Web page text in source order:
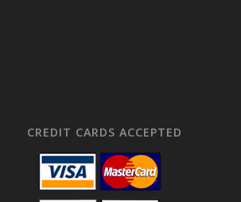
CREDIT CARDS ACCEPTED